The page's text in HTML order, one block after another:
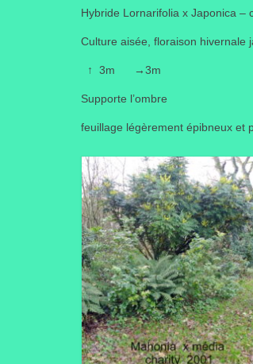
Hybride Lornarifolia x Japonica –
Culture aisée, floraison hivernale
↑ 3m →3m
Supporte l’ombre
feuillage légèrement épibneux et